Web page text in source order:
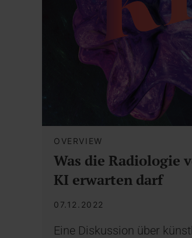
OVERVIEW
Was die Radiologie
KI erwarten darf
07.12.2022
Eine Diskussion über